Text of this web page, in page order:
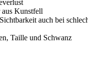
aus Kunstfell
auch bei
Taille und Schwanz